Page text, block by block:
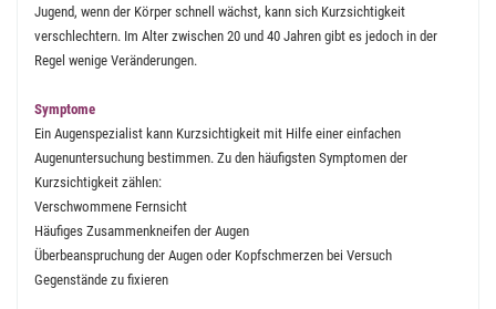
Jugend, wenn der Körper schnell wächst, kann sich Kurzsichtigkeit
verschlechtern. Im Alter zwischen 20 und 40 Jahren gibt es jedoch in der
Regel wenige Veränderungen.
Symptome
Ein Augenspezialist kann Kurzsichtigkeit mit Hilfe einer einfachen
Augenuntersuchung bestimmen. Zu den häufigsten Symptomen der
Kurzsichtigkeit zählen:
Verschwommene Fernsicht
Häufiges Zusammenkneifen der Augen
Überbeanspruchung der Augen oder Kopfschmerzen bei Versuch
Gegenstände zu fixieren